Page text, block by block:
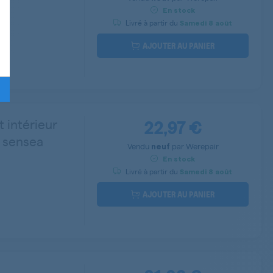
En stock
Livré à partir du Samedi 8 août
AJOUTER AU PANIER
22,97 €
Vendu neuf par Werepair
En stock
Livré à partir du Samedi 8 août
AJOUTER AU PANIER